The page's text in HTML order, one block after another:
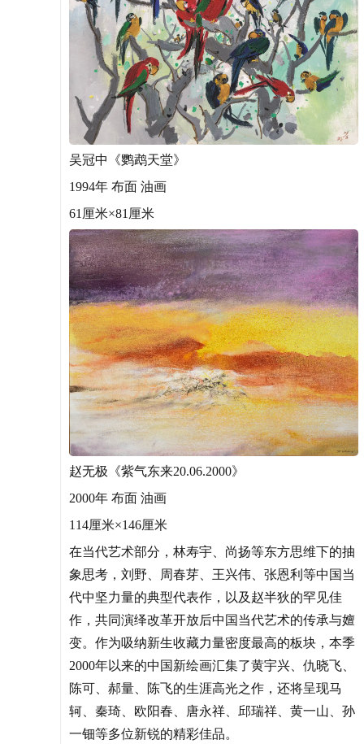
吴冠中《鹦鹉天堂》
1994年 布面 油画
61厘米×81厘米
赵无极《紫气东来20.06.2000》
2000年 布面 油画
114厘米×146厘米
在当代艺术部分，林寿宇、尚扬等东方思维下的抽
象思考，刘野、周春芽、王兴伟、张恩利等中国当
代中坚力量的典型代表作，以及赵半狄的罕见佳
作，共同演绎改革开放后中国当代艺术的传承与嬗
变。作为吸纳新生收藏力量密度最高的板块，本季
2000年以来的中国新绘画汇集了黄宇兴、仇晓飞、
陈可、郝量、陈飞的生涯高光之作，还将呈现马
轲、秦琦、欧阳春、唐永祥、邱瑞祥、黄一山、孙
一钿等多位新锐的精彩佳品。